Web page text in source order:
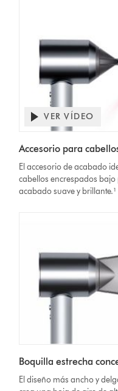
VER VÍDEO
Accesorio para
El accesorio de acabado
cabellos encrespados
acabado suave y
Boquilla estrecha
El diseño más ancho y